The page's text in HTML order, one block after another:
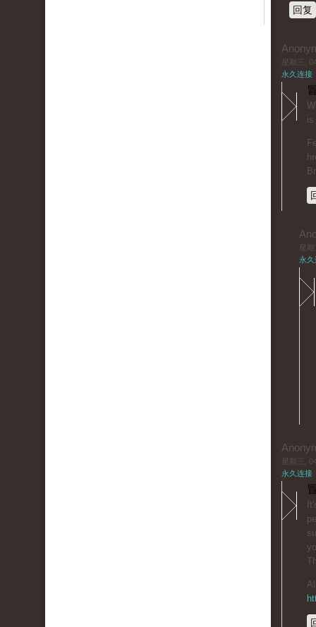
回复
星期三,
永久连接
is
星
永久
星期三,
永久连接